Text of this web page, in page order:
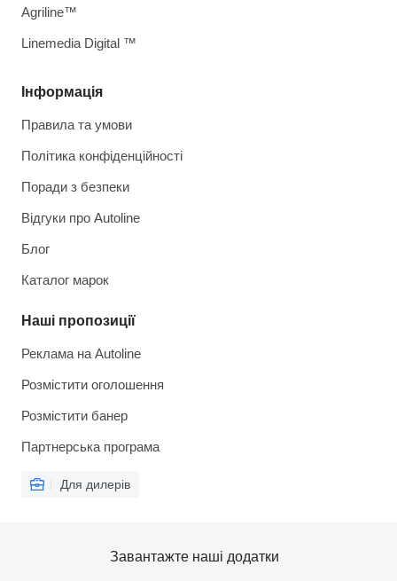
Інформація
Правила та умови
Політика конфіденційності
Поради з безпеки
Відгуки про Autoline
Блог
Каталог марок
Наші пропозиції
Реклама на Autoline
Розмістити оголошення
Розмістити банер
Партнерська програма
Для дилерів
Agriline™
Linemedia Digital ™
Завантажте наші додатки